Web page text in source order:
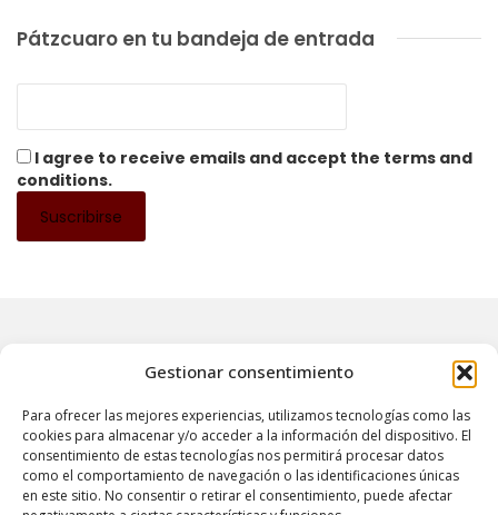
Gestionar consentimiento
Para ofrecer las mejores experiencias, utilizamos tecnologías como las
cookies para almacenar y/o acceder a la información del dispositivo. El
consentimiento de estas tecnologías nos permitirá procesar datos
como el comportamiento de navegación o las identificaciones únicas
en este sitio. No consentir o retirar el consentimiento, puede afectar
Pátzcuaro en tu bandeja de entrada
I agree to receive emails and accept the terms and
conditions.
QUIÉNES SOMOS CONTÁCTANOS POLÍTICA DE PRIVACIDAD